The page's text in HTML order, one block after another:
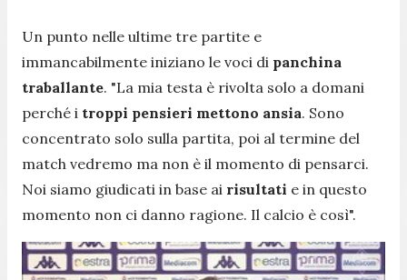
Un punto nelle ultime tre partite e
immancabilmente iniziano le voci di panchina
traballante. "La mia testa è rivolta solo a domani
perché i troppi pensieri mettono ansia. Sono
concentrato solo sulla partita, poi al termine del
match vedremo ma non è il momento di pensarci.
Noi siamo giudicati in base ai risultati e in questo
momento non ci danno ragione. Il calcio è così".